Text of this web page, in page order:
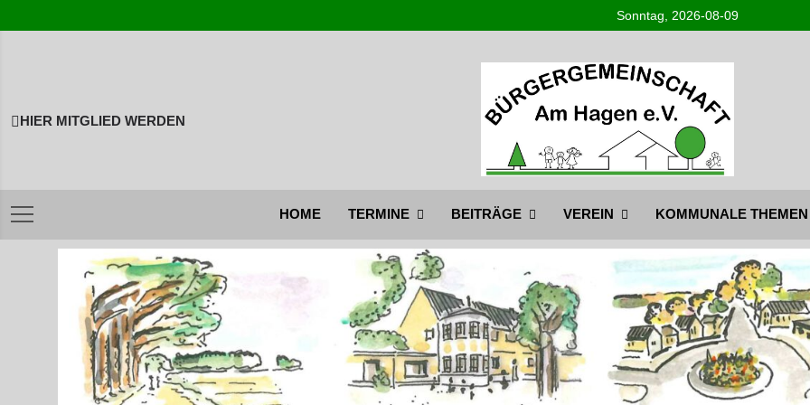
to
Sonntag, 2026-08-09
HIER MITGLIED WERDEN
Bürgergemeinschaft am
HOME
TERMINE BEITRÄGE VEREIN KOMMUNALE THEMEN